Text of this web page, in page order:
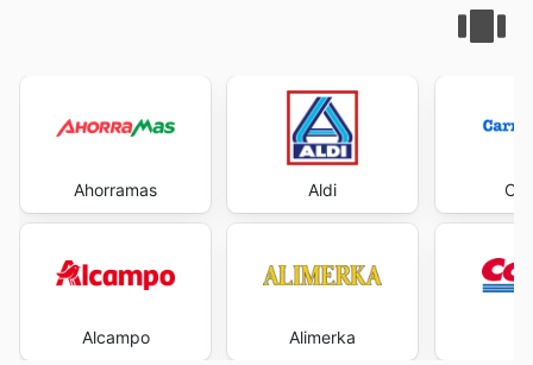
Ahorramas
Alcampo
Aldi
Alimerka